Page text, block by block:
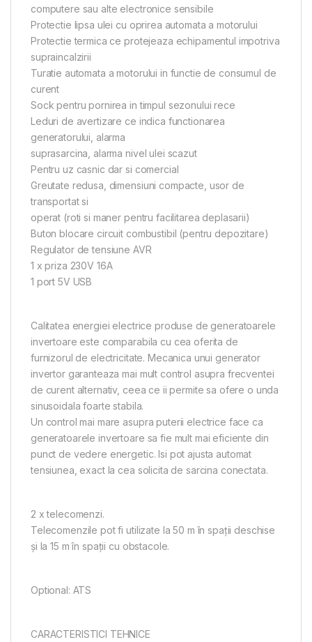
computere sau alte electronice sensibile
Protectie lipsa ulei cu oprirea automata a motorului
Protectie termica ce protejeaza echipamentul impotriva
supraincalzirii
Turatie automata a motorului in functie de consumul de
curent
Sock pentru pornirea in timpul sezonului rece
Leduri de avertizare ce indica functionarea
generatorului, alarma
suprasarcina, alarma nivel ulei scazut
Pentru uz casnic dar si comercial
Greutate redusa, dimensiuni compacte, usor de
transportat si
operat (roti si maner pentru facilitarea deplasarii)
Buton blocare circuit combustibil (pentru depozitare)
Regulator de tensiune AVR
1 x priza 230V 16A
1 port 5V USB
Calitatea energiei electrice produse de generatoarele
invertoare este comparabila cu cea oferita de
furnizorul de electricitate. Mecanica unui generator
invertor garanteaza mai mult control asupra frecventei
de curent alternativ, ceea ce ii permite sa ofere o unda
sinusoidala foarte stabila.
Un control mai mare asupra puterii electrice face ca
generatoarele invertoare sa fie mult mai eficiente din
punct de vedere energetic. Isi pot ajusta automat
tensiunea, exact la cea solicita de sarcina conectata.
2 x telecomenzi.
Telecomenzile pot fi utilizate la 50 m în spații deschise
și la 15 m în spații cu obstacole.
Optional: ATS
CARACTERISTICI TEHNICE